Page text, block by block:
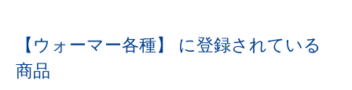
【ウォーマー各種】 に登録されている
商品